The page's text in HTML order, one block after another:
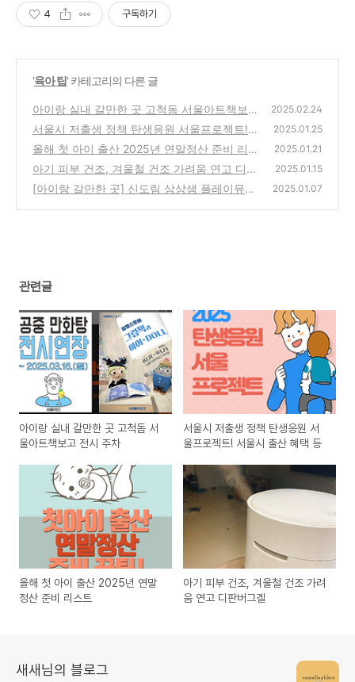
4 구독하기
'육아 팁' 카테고리의 다른 글
아이랑 실내 갈만한 곳 고척돔 서울아트책보고
전시 주차
(1)
2025.02.24
서울시 저출생 정책 탄생응원 서울프로젝트!
서울시 출산 혜택 등
(0)
2025.01.25
올해 첫 아이 출산 2025년 연말정산 준비 리스
트
(0)
2025.01.21
아기 피부 건조, 겨울철 건조 가려움 연고 디판
버그겔
(0)
2025.01.15
[아이랑 갈만한 곳] 신도림 상상샘 플레이뮤지
2025.01.07
관련글
아이랑 실내 갈만한 곳 고척돔 서
울아트책보고 전시 주차
서울시 저출생 정책 탄생응원 서
울프로젝트! 서울시 출산 혜택 등
올해 첫 아이 출산 2025년 연말
정산 준비 리스트
아기 피부 건조, 겨울철 건조 가려
움 연고 디판버그겔
새새님의 블로그